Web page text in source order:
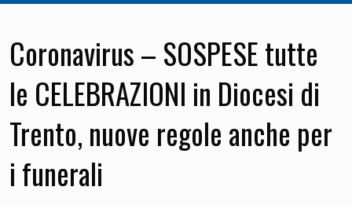
Coronavirus – SOSPESE tutte
le CELEBRAZIONI in Diocesi di
Trento, nuove regole anche per
i funerali